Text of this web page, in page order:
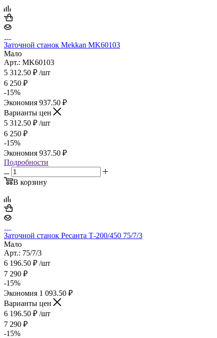
Заточной станок Mekkan MK60103
Мало
Арт.: MK60103
5 312.50 ₽ /шт
6 250 ₽
-15%
Экономия 937.50 ₽
Варианты цен
5 312.50 ₽ /шт
6 250 ₽
-15%
Экономия 937.50 ₽
Подробности
В корзину
Заточной станок Ресанта Т-200/450 75/7/3
Мало
Арт.: 75/7/3
6 196.50 ₽ /шт
7 290 ₽
-15%
Экономия 1 093.50 ₽
Варианты цен
6 196.50 ₽ /шт
7 290 ₽
-15%